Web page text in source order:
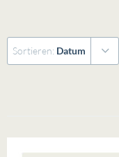
Sortieren: Datum